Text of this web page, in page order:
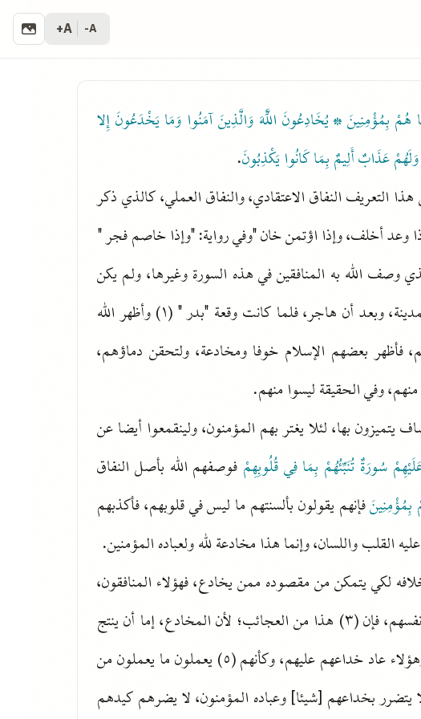
A-
A+
هُمْ بِمُؤْمِنِينَ * يُخَادِعُونَ اللَّهَ وَالَّذِينَ آمَنُوا وَمَا يَخْدَعُونَ إِلا
عَذَابٌ أَلِيمٌ بِمَا كَانُوا يَكْذِبُونَ.
التعريف النفاق الاعتقادي، والنفاق العملي، كالذي ذكر
أخلف، وإذا اؤتمن خان "وفي رواية: "وإذا خاصم فجر "
وصف الله به المنافقين في هذه السورة وغيرها، ولم يكن
النفاق موجودا قبل هجرة الرسول ﷺ [من مكة] إلى المدينة، وبعد أن هاجر، فلما كانت وقعة "بدر " (١) وأظهر الله
ممن لم يسلم، فأظهر بعضهم الإسلام خوفا ومخادعة، ولتحقن دماؤهم،
وفي الحقيقة ليسوا منهم.
بها، لئلا يغتر بهم المؤمنون، ولينقمعوا أيضا عن
سُورَةٌ تُنَبِّئُهُمْ بِمَا فِي قُلُوبِهِمْ فوصفهم الله بأصل النفاق
بِمُؤْمِنِينَفإنهم يقولون بألسنتهم ما ليس في قلوبهم، فأكذبهم
القلب واللسان، وإنما هذا مخادعة لله ولعباده المؤمنين.
لكي يتمكن من مقصوده ممن يخادع، فهؤلاء المنافقون،
سلكوا مع الله وعباده هذا المسلك، فعاد خداعهم على أنفسهم، فإن (٣) هذا من العجائب؛ لأن المخادع، إما أن ينتج
خداعه ويحصل له ما يريد (٤) أو يسلم، لا له ولا عليه، وهؤلاء عاد خداعهم عليهم، وكأنهم (٥) يعملون ما يعملون من
يتضرر بخداعهم [شيئا] وعباده المؤمنون، لا يضرهم كيدهم